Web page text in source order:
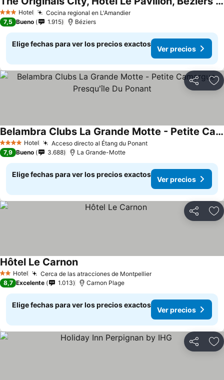
3 Estrellas
Hotel Cocina regional en L'Amandier
7,5 Bueno 1.915 Béziers
Elige fechas para ver los precios exactos
Ver precios
Compartir
4 EstrellasHotel Acceso directo al Étang du Ponant
Belambra Clubs La Grande Motte - Petite Camargue Presqu'île Du Ponant
7,9 Bueno 3.688 La Grande-Motte
Elige fechas para ver los precios exactos
Ver precios
Compartir
2 Estrellas
Hotel Cerca de las atracciones de Montpellier
Hôtel Le Carnon
8,7 Excelente 1.013 Carnon Plage
Elige fechas para ver los precios exactos
Ver precios
Compartir